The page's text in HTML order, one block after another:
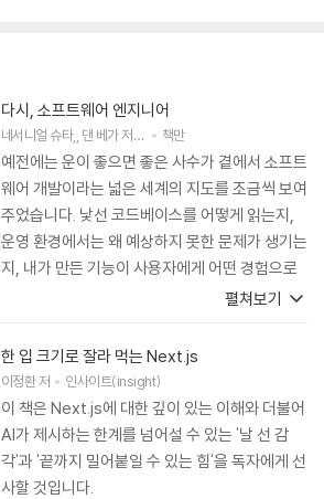
다시, 소프트웨어 엔지니어
네서니얼 슈타, 댄 베가저 박성철역
책만
예전에는 운이 좋으면 좋은 사수가 곁에서 소프트
웨어 개발이라는 넓은 세계의 지도를 조금씩 보여
주었습니다. 낯선 코드베이스를 어떻게 읽는지,
운영 환경에서는 왜 예상하지 못한 문제가 생기는
지, 내가 만든 기능이 사용자에게 어떤 경험으로
전달되는지, 좋은 개발자는 어떤 관점으로 일해
AI 도구가 빠르게 확산되고, 팀의 구조와 일하는
방식이 바뀌면서 주니어 개발자가 예전처럼 곁에
서 차근차근 배울 기회를 얻기 어려운 경우가 많
아졌습니다. 이 책은 그런 시대의 개발자에게 좋
은 길잡이가 되어줄 수 있습니다. 특정 기술 하나
를 깊게 파는 책이라기보다, 개발자가 일을 오래
펼쳐보기
한 입 크기로 잘라 먹는 Next.js
이정환저 인사이트(insight)
이 책은 Next.js에 대한 깊이 있는 이해와 더불어
AI가 제시하는 한계를 넘어설 수 있는 '날 선 감
각'과 '끝까지 밀어붙일 수 있는 힘'을 독자에게 선
사할 것입니다.